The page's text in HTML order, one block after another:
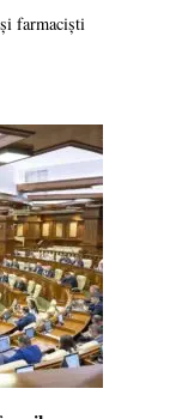
farmaciști